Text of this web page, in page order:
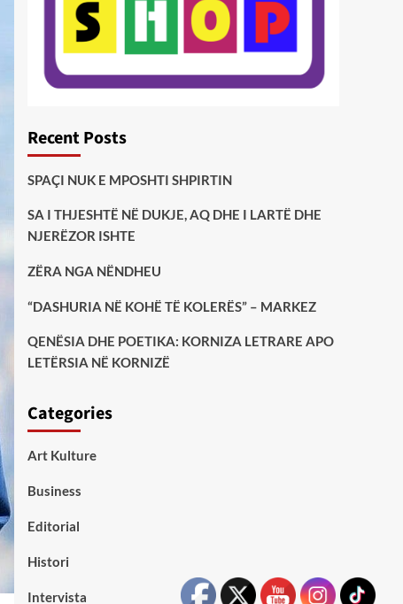
Recent Posts
SPAÇI NUK E MPOSHTI SHPIRTIN
SA I THJESHTË NË DUKJE, AQ DHE I LARTË DHE
NJERËZOR ISHTE
ZËRA NGA NËNDHEU
“DASHURIA NË KOHË TË KOLERËS” – MARKEZ
QENËSIA DHE POETIKA: KORNIZA LETRARE APO
LETËRSIA NË KORNIZË
Categories
Art Kulture
Business
Editorial
Histori
Intervista